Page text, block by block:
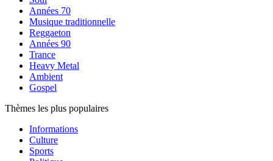
Années 70
Musique traditionnelle
Reggaeton
Années 90
Trance
Heavy Metal
Ambient
Gospel
Thèmes les plus populaires
Informations
Culture
Sports